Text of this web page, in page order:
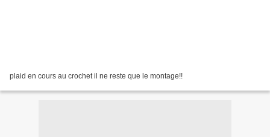
plaid en cours au crochet il ne reste que le montage!!